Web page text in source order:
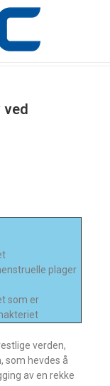
ved
plager
som er
verden,
som hevdes å
av en rekke